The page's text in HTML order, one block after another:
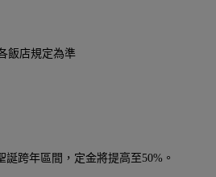
飯店規定為準
跨年區間，定金將提高至50%。